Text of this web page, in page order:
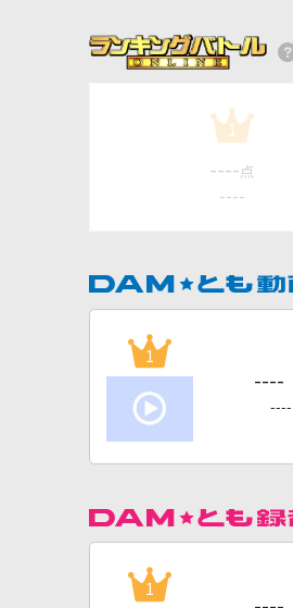
1
---- 点
----
1
----
----
1